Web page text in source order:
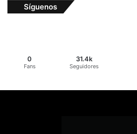
Síguenos
0
Fans
31.4k
Seguidores